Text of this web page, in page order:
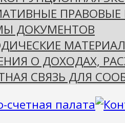
ПРАВОВЫЕ
ДОКУМЕНТОВ
О ДОХОДАХ,
СВЯЗЬ ДЛЯ